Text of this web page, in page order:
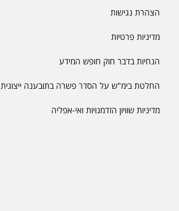
הצהרת נגישות
מדיניות פרטיות
הנחיות בדבר חוק חופש המידע
החלטת בימ"ש על הסדר פשרה בתובענה ייצוגית
מדיניות שוויון הזדמנויות ואי-אפליה